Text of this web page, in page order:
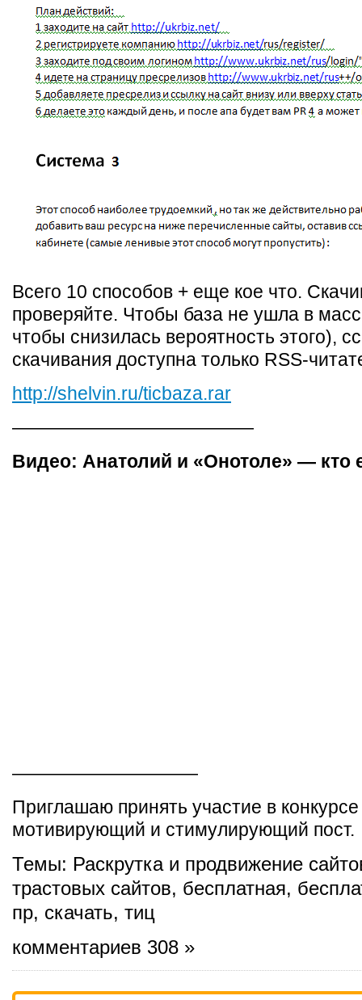
Всего 10 способов + еще кое что.
проверяйте. Чтобы база не ушла в
чтобы снизилась вероятность этого),
скачивания доступна только RSS-
http://shelvin.ru/ticbaza.rar
—————————————
Видео: Анатолий и «Онотоле» — кто
——————————
Приглашаю принять участие в
мотивирующий и стимулирующий пост.
Темы: Раскрутка и продвижение
трастовых сайтов, бесплатная,
пр, скачать, тиц
комментариев 308 »